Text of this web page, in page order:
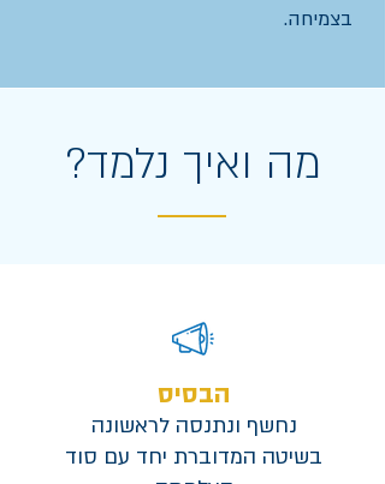
בצמיחה.
מה ואיך נלמד?
הבסיס
נחשף ונתנסה לראשונה
בשיטה המדוברת יחד עם סוד